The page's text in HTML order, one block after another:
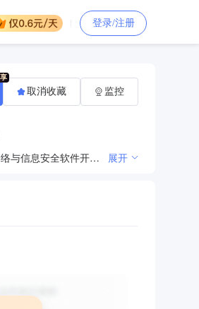
登录/注册
一般项目：技术服务、技术开发、技术咨询、技术交流、技术转让、技术推广；信息系统集成服务；计算机系统服务；软件开发；网络与信息安全软件开发；数据处理服务；安全技术防范系统设计施工服务；企业形象策划；信息咨询服务（不含许可类信息咨询服务）；办公设备耗材销售；计算机软硬件及辅助设备批发；计算机软硬件及辅助设备零售；办公用品销售；家用电器销售；通讯设备销售；电线、电缆经营；电子产品销售；机械设备销售；音响设备销售；智能车载设备销售。（除依法须经批准的项目外，凭营业执照依法自主开展经营活动）许可项目：建筑智能化工程施工；建筑智能化系统设计。（依法须经批准的项目，经相关部门批准后方可开展经营活动，具体经营项目以相关部门批准文件或许可证件为准） 展开
取消收藏 监控